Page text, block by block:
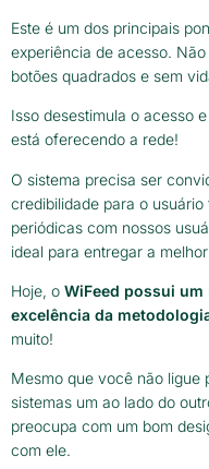
Este é um dos principais
experiência de acesso.
botões quadrados e sem
Isso desestimula o acesso
está oferecendo a rede!
O sistema precisa ser
credibilidade para o
periódicas com nossos
ideal para entregar a
Hoje, o WiFeed possui um
excelência da
muito!
Mesmo que você não ligue
sistemas um ao lado do
preocupa com um bom
com ele.